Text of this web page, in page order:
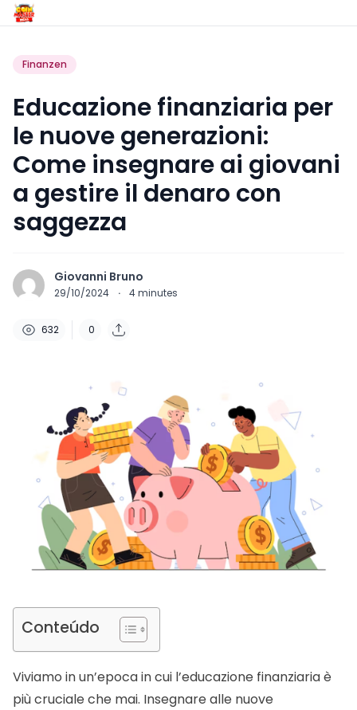
Finanzen
Educazione finanziaria per
le nuove generazioni:
Come insegnare ai giovani
a gestire il denaro con
saggezza
Giovanni Bruno
29/10/2024 · 4minutes
632 0
Conteúdo
Viviamo in un’epoca in cui l’educazione finanziariaè
più cruciale che mai. Insegnare alle nuove